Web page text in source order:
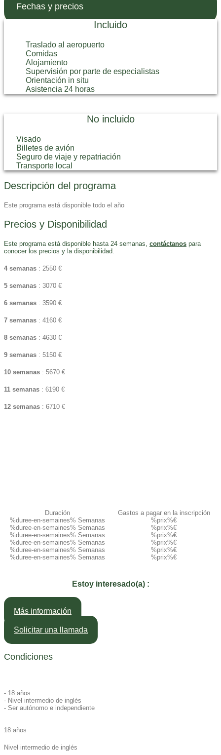
Fechas y precios
Incluido
Traslado al aeropuerto
Comidas
Alojamiento
Supervisión por parte de especialistas
Orientación in situ
Asistencia 24 horas
No incluido
Visado
Billetes de avión
Seguro de viaje y repatriación
Transporte local
Descripción del programa
Este programa está disponible todo el año
Precios y Disponibilidad
Este programa está disponible hasta 24 semanas, contáctanos para
conocer los precios y la disponibilidad.
4 semanas : 2550 €
5 semanas : 3070 €
6 semanas : 3590 €
7 semanas : 4160 €
8 semanas : 4630 €
9 semanas : 5150 €
10 semanas : 5670 €
11 semanas : 6190 €
12 semanas : 6710 €
Duración
Gastos a pagar en la inscripción​
%duree-en-semaines% Semanas
%prix%€
%duree-en-semaines% Semanas
%prix%€
%duree-en-semaines% Semanas
%prix%€
%duree-en-semaines% Semanas
%prix%€
%duree-en-semaines% Semanas
%prix%€
%duree-en-semaines% Semanas
%prix%€
Estoy interesado(a) :
Más información
Solicitar una llamada
Condiciones
- 18 años
- Nivel intermedio de inglés
- Ser autónomo e independiente
18 años
Nivel intermedio de inglés